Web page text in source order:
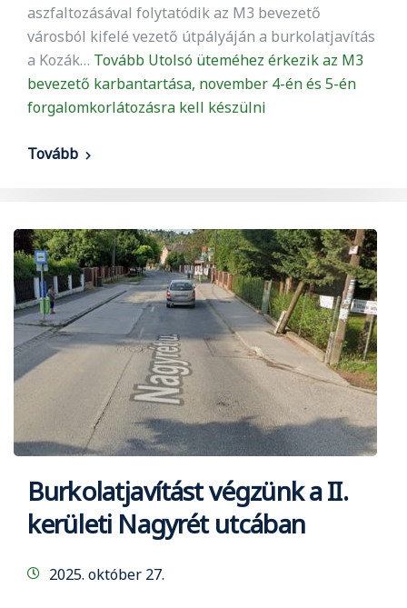
aszfaltozásával folytatódik az M3 bevezető
városból kifelé vezető útpályáján a burkolatjavítás
a Kozák… Tovább Utolsó üteméhez érkezik az M3
bevezető karbantartása, november 4-én és 5-én
forgalomkorlátozásra kell készülni
Tovább
Burkolatjavítást végzünk a II.
kerületi Nagyrét utcában
2025. október 27.